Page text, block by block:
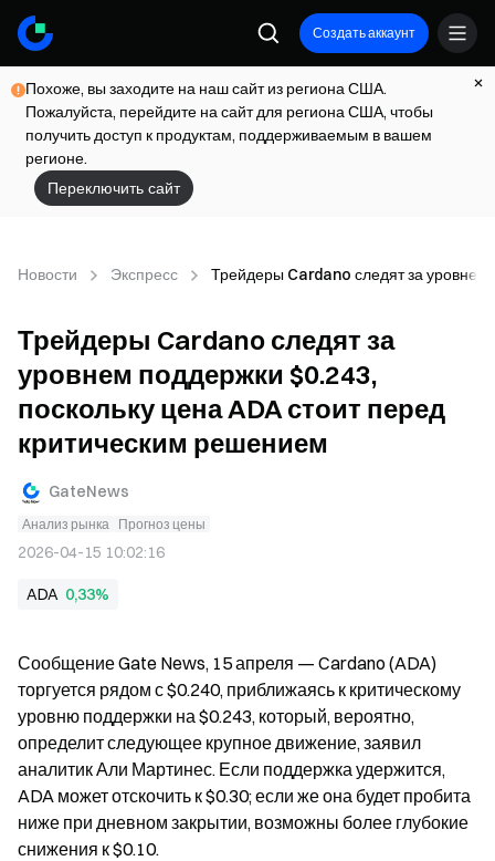
Создать аккаунт
Похоже, вы заходите на наш сайт из региона США.
Пожалуйста, перейдите на сайт для региона США, чтобы
получить доступ к продуктам, поддерживаемым в вашем
регионе.
Переключить сайт
Новости Экспресс Трейдеры Cardano следят за уровнем
Трейдеры Cardano следят за
уровнем поддержки $0.243,
поскольку цена ADA стоит перед
критическим решением
GateNews
Анализ рынка Прогноз цены
2026-04-15 10:02:16
ADA 0,33%
Сообщение Gate News, 15 апреля — Cardano (ADA)
торгуется рядом с $0.240, приближаясь к критическому
уровню поддержки на $0.243, который, вероятно,
определит следующее крупное движение, заявил
аналитик Али Мартинес. Если поддержка удержится,
ADA может отскочить к $0.30; если же она будет пробита
ниже при дневном закрытии, возможны более глубокие
снижения к $0.10.